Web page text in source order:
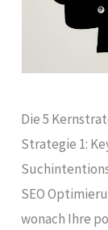
Die 5
Strategie 1:
SEO
wonach Ihre